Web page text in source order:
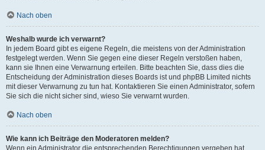
Nach oben
Weshalb wurde ich verwarnt?
In jedem Board gibt es eigene Regeln, die meistens von der Administration
festgelegt werden. Wenn Sie gegen eine dieser Regeln verstoßen haben,
kann sie Ihnen eine Verwarnung erteilen. Bitte beachten Sie, dass dies die
Entscheidung der Administration dieses Boards ist und phpBB Limited nichts
mit dieser Verwarnung zu tun hat. Kontaktieren Sie einen Administrator, sofern
Sie sich die nicht sicher sind, wieso Sie verwarnt wurden.
Nach oben
Wie kann ich Beiträge den Moderatoren melden?
Wenn ein Administrator die entsprechenden Berechtigungen vergeben hat,